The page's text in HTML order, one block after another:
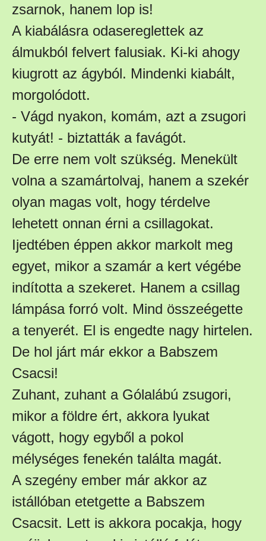
zsarnok, hanem lop is!
A kiabálásra odasereglettek az
álmukból felvert falusiak. Ki-ki ahogy
kiugrott az ágyból. Mindenki kiabált,
morgolódott.
- Vágd nyakon, komám, azt a zsugori
kutyát! - biztatták a favágót.
De erre nem volt szükség. Menekült
volna a szamártolvaj, hanem a szekér
olyan magas volt, hogy térdelve
lehetett onnan érni a csillagokat.
Ijedtében éppen akkor markolt meg
egyet, mikor a szamár a kert végébe
indította a szekeret. Hanem a csillag
lámpása forró volt. Mind összeégette
a tenyerét. El is engedte nagy hirtelen.
De hol járt már ekkor a Babszem
Csacsi!
Zuhant, zuhant a Gólalábú zsugori,
mikor a földre ért, akkora lyukat
vágott, hogy egyből a pokol
mélységes fenekén találta magát.
A szegény ember már akkor az
istállóban etetgette a Babszem
Csacsit. Lett is akkora pocakja, hogy